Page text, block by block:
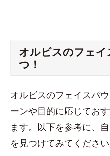
オルビスのフェ
つ！
オルビスのフェイスパ
ーンや目的に応じてお
ます。以下を参考に、
を見つけてみてください